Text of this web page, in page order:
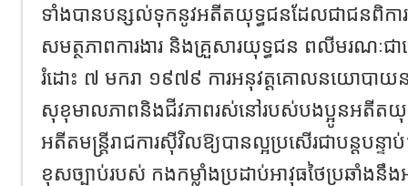
ទាំងបានបន្សល់ទុកនូវអតីតយុទ្ធជនដែលជាជនពិកា
សមត្ថភាពការងារ និងគ្រួសារយុទ្ធជន ពលីមរណៈជា
រំដោះ ៧ មករា ១៩៧៩ ការអនុវត្តគោលនយោបាយន
សុខុមាលភាពនិងជីវភាពរស់នៅរបស់បងប្អូនអតីតយុ
អតីតមន្ត្រីរាជការស៊ីវិលឱ្យបានល្អប្រសើរជាបន្តបន្ទា
ខុសច្បាប់របស់ កងកម្លាំងប្រដាប់អាវុធថៃប្រឆាំង